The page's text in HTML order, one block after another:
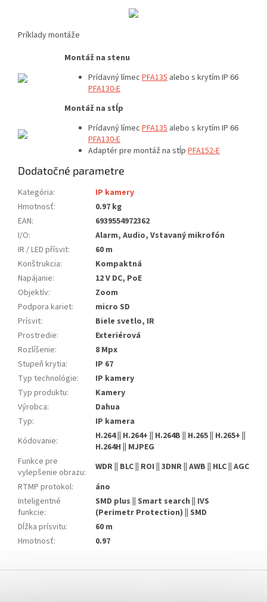
Príklady montáže
Montáž na stenu
Prídavný límec PFA135 alebo s krytím IP 66
PFA130-E
Montáž na stĺp
Prídavný límec PFA135 alebo s krytím IP 66
PFA130-E
Adaptér pre montáž na stĺp PFA152-E
Dodatočné parametre
Kategória:
IP kamery
Hmotnosť:
0.97 kg
EAN:
6939554972362
I/O:
Alarm, Audio, Vstavaný mikrofón
IR / LED přísvit:
60 m
Konštrukcia:
Kompaktná
Napájanie:
12 V DC, PoE
Objektív:
Zoom
Podpora kariet:
micro SD
Prísvit:
Biele svetlo, IR
Prostredie:
Exteriérová
Rozlíšenie:
8 Mpx
Stupeň krytia:
IP 67
Typ technológie:
IP kamery
Typ produktu:
Kamery
Výrobca:
Dahua
Typ:
IP kamera
Kódovanie:
H.264 || H.264+ || H.264B || H.265 || H.265+ ||
H.264H || MJPEG
Funkce pre
vylepšenie obrazu:
WDR || BLC || ROI || 3DNR || AWB || HLC || AGC
RTMP protokol:
áno
Inteligentné
funkcie:
SMD plus || Smart search || IVS
(Perimetr Protection) || SMD
Dĺžka prísvitu:
60 m
Hmotnosť: 0.97